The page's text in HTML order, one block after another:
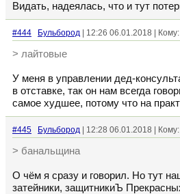
Видать, надеялась, что и тут
#444 Бульбород | 12:26 06.01.2018 | Кому:
> лайтовые
У меня в управлении дед-
в отставке, так он нам всегда
самое худшее, потому что на
#445 Бульбород | 12:28 06.01.2018 | Кому:
> банальщина
О чём я сразу и говорил. Но тут
затейники, защитникиЪ